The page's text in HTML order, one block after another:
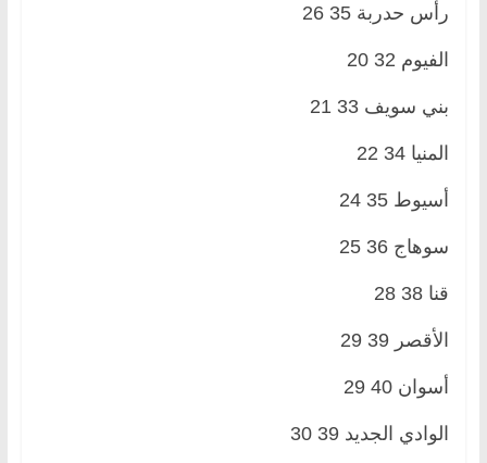
رأس حدربة 35 26
الفيوم 32 20
بني سويف 33 21
المنيا 34 22
أسيوط 35 24
سوهاج 36 25
قنا 38 28
الأقصر 39 29
أسوان 40 29
الوادي الجديد 39 30